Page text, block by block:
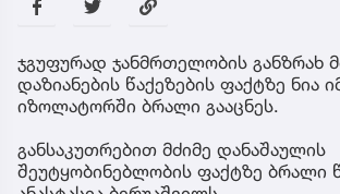
ჯგუფურად ჯანმრთელობის განზრახ
დაზიანების წაქეზების ფაქტზე ნია
იზოლატორში ბრალი გააცნეს.
განსაკუთრებით მძიმე დანაშაულის
შეუტყობინებლობის ფაქტზე ბრალი